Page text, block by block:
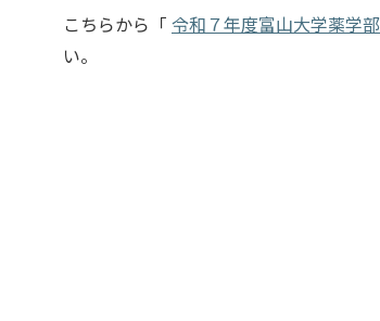
こちらから「 令和７年度富山大学薬学
い。